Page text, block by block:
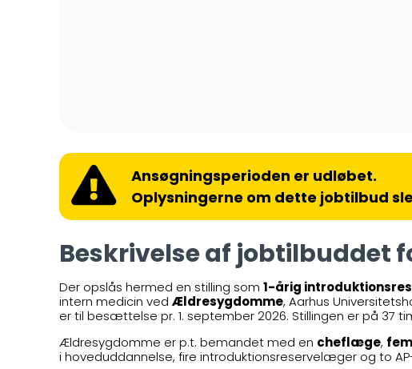
Ansøgningsperioden er udløbet.
Oplysningerne om dette jobtilbud
Beskrivelse af jobtilbuddet
Der opslås hermed en stilling som 1-årig
intern medicin ved Ældresygdomme, Aarhus
er til besættelse pr. 1. september 2026. Stillingen er på 37
Ældresygdomme er p.t. bemandet med en cheflæge,
i hoveduddannelse, fire introduktionsreservelæger og to